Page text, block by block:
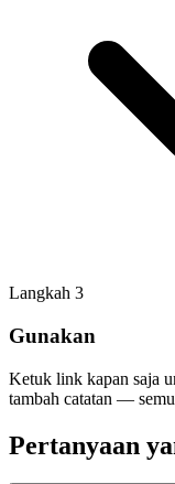
Langkah 3
Gunakan
Ketuk link kapan saja
tambah catatan —
Pertanyaan